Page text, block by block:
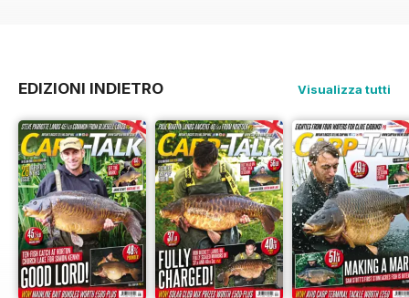
EDIZIONI INDIETRO Visualizza tutti